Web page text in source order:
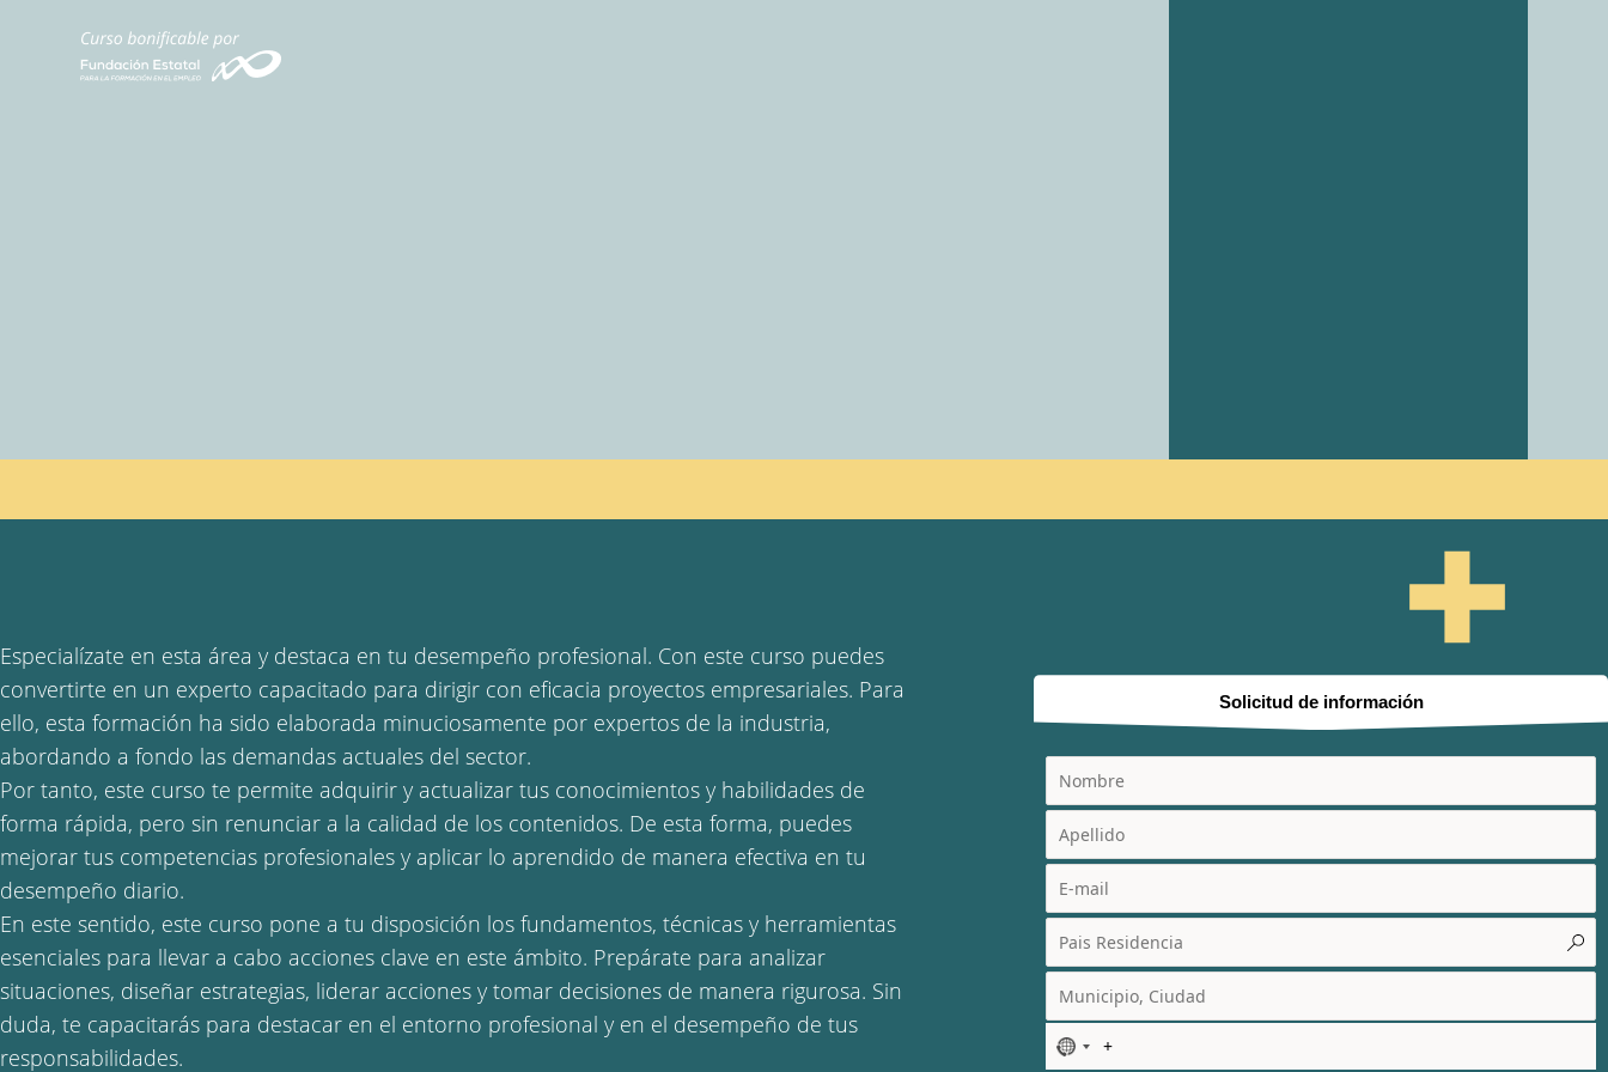
Especialízate en esta área y destaca en tu desempeño profesional. Con este curso puedes
convertirte en un experto capacitado para dirigir con eficacia proyectos empresariales. Para
ello, esta formación ha sido elaborada minuciosamente por expertos de la industria,
abordando a fondo las demandas actuales del sector.
Por tanto, este curso te permite adquirir y actualizar tus conocimientos y habilidades de
forma rápida, pero sin renunciar a la calidad de los contenidos. De esta forma, puedes
mejorar tus competencias profesionales y aplicar lo aprendido de manera efectiva en tu
desempeño diario.
En este sentido, este curso pone a tu disposición los fundamentos, técnicas y herramientas
esenciales para llevar a cabo acciones clave en este ámbito. Prepárate para analizar
situaciones, diseñar estrategias, liderar acciones y tomar decisiones de manera rigurosa. Sin
duda, te capacitarás para destacar en el entorno profesional y en el desempeño de tus
responsabilidades.
Solicitud de información
N